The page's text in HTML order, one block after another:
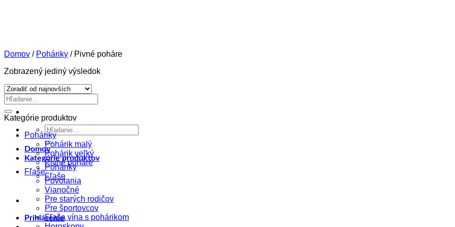
Hľadať:
Domov
Kategórie produktov
Poháriky
Fľaše
Prihlásenie
Domov / Poháriky /Pivné poháre
Zobrazený jediný výsledok
Hľadať:
Kategórie produktov
Poháriky
Pohárik malý
Pohárik veľký
Pivné poháre
Fľaše
Povolania
Vianočné
Pre starých rodičov
Pre športovcov
Fľaša vína s pohárikom